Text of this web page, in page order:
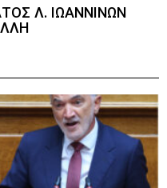
Λ. ΙΩΑΝΝΙΝΩΝ